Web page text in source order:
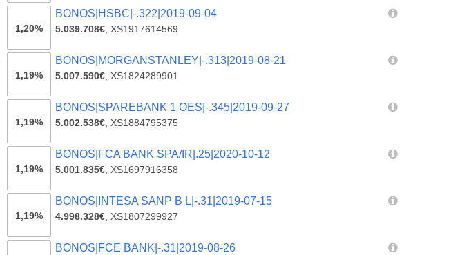
1,20%
BONOS|HSBC|-.322|2019-09-04
5.039.708€,XS1917614569
1,19%
BONOS|MORGANSTANLEY|-.313|2019-08-21
5.007.590€,XS1824289901
1,19%
BONOS|SPAREBANK 1 OES|-.345|2019-09-27
5.002.538€,XS1884795375
1,19%
BONOS|FCA BANK SPA/IR|.25|2020-10-12
5.001.835€,XS1697916358
1,19%
BONOS|INTESA SANP B L|-.31|2019-07-15
4.998.328€,XS1807299927
BONOS|FCE BANK|-.31|2019-08-26